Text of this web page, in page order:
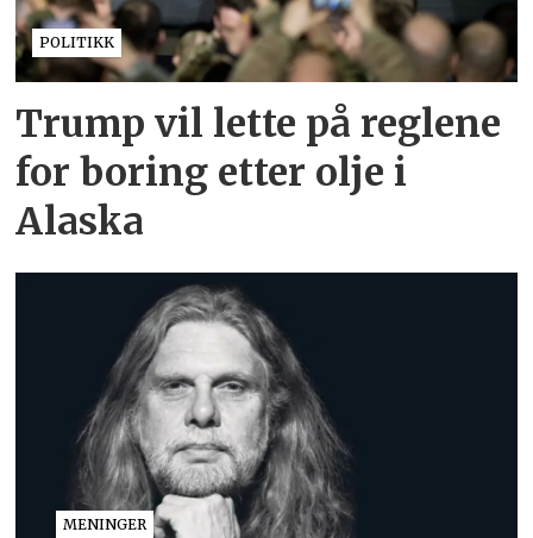
POLITIKK
Trump vil lette på reglene
for boring etter olje i
Alaska
MENINGER